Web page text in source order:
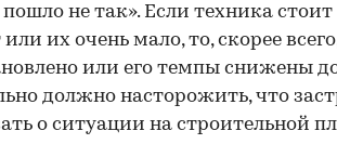
не так». Если техника стоит
их очень мало, то, скорее
или его темпы снижены
должно насторожить, что
о ситуации на строительной